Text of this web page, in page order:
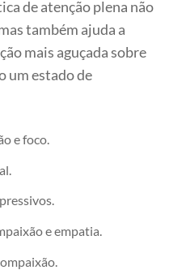
de atenção plena não
também ajuda a
mais aguçada sobre
um estado de
e foco.
e empatia.